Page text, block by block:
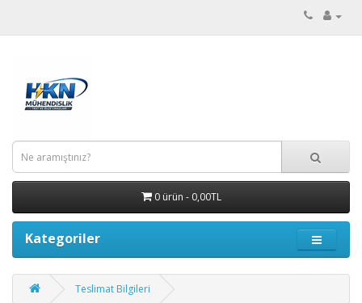
0 ürün - 0,00TL
Kategoriler
Teslimat Bilgileri